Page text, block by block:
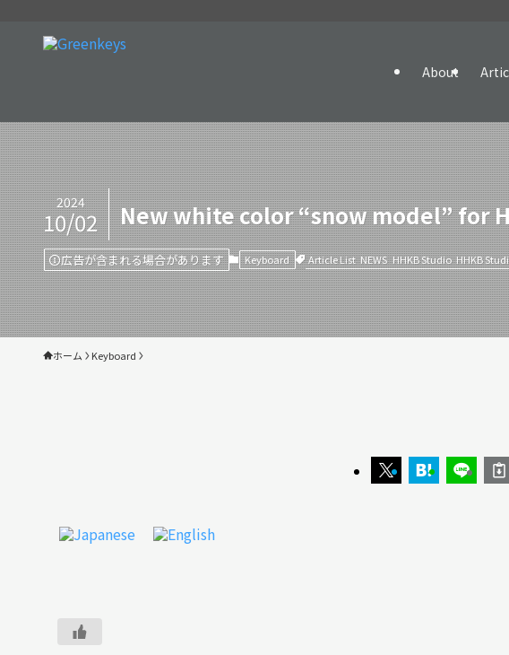
About
New white color “snow model” for
2024
10/02
広告が含まれる場合があります Keyboard Article List NEWS HHKB Studio HHKB
ホーム Keyboard